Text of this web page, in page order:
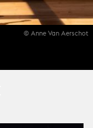
© Anne Van Aerschot